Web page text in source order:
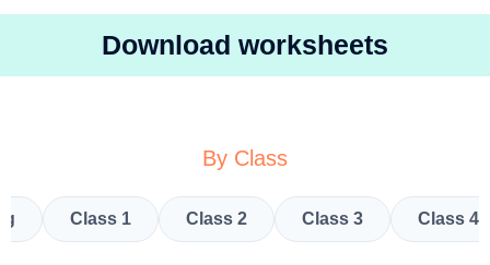
Download worksheets
By Class
Class 1 Class 2 Class 3 Class 4